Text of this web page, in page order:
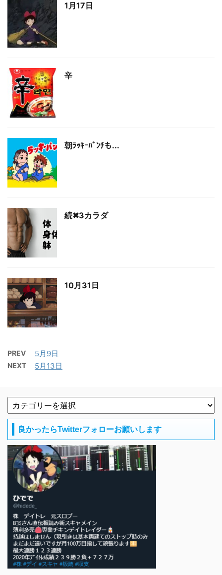
1月17日
辛
朝ﾗｯｷｰﾊﾟﾝﾁも...
続✖3カラダ
10月31日
PREV 5月9日
NEXT 5月13日
良かったらTwitterフォローお願いします